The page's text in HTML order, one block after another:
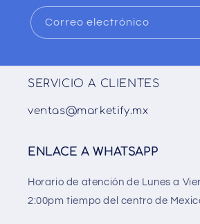
Correo electrónico
SERVICIO A CLIENTES
ventas@marketify.mx
ENLACE A WHATSAPP
Horario de atención de Lunes a
2:00pm tiempo del centro de